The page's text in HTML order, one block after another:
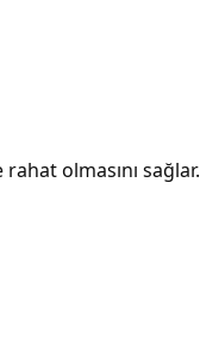
olmasını sağlar.